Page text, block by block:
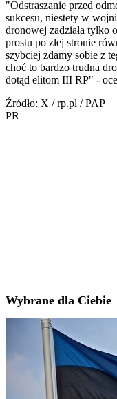
"Odstraszanie przed
sukcesu, niestety w
dronowej zadziała tylko
prostu po złej stronie
szybciej zdamy sobie z
choć to bardzo trudna
dotąd elitom III RP" -
Źródło: X / rp.pl / PAP
PR
Wybrane dla Ciebie